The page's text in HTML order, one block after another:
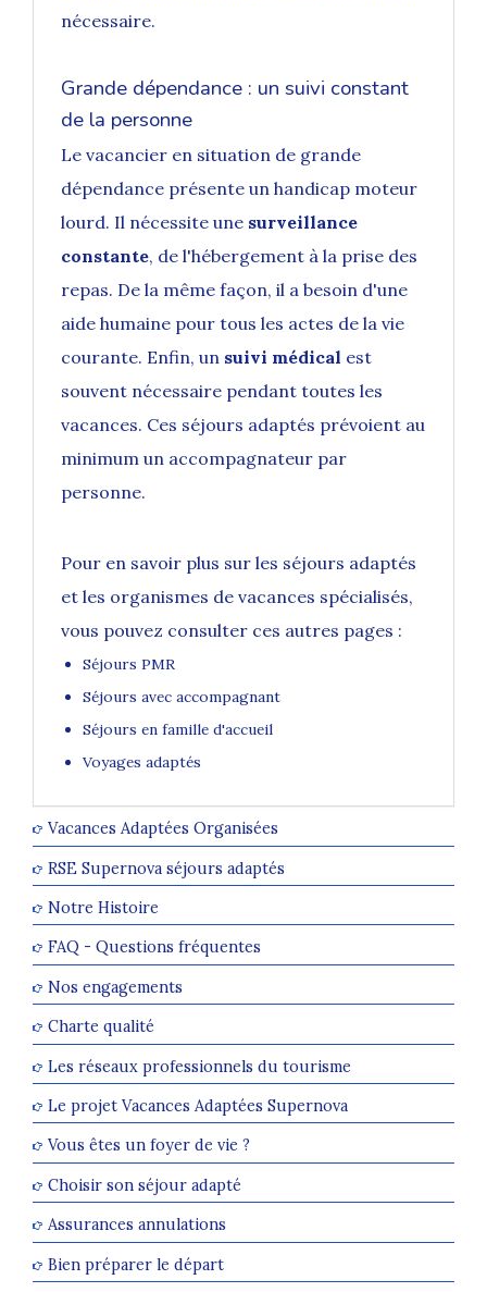
nécessaire.
Grande dépendance : un suivi constant
de la personne
Le vacancier en situation de grande
dépendance présente un handicap moteur
lourd. Il nécessite une surveillance
constante, de l'hébergement à la prise des
repas. De la même façon, il a besoin d'une
aide humaine pour tous les actes de la vie
courante. Enfin, un suivi médical est
souvent nécessaire pendant toutes les
vacances. Ces séjours adaptés prévoient au
minimum un accompagnateur par
personne.
Pour en savoir plus sur les séjours adaptés
et les organismes de vacances spécialisés,
vous pouvez consulter ces autres pages :
Séjours PMR
Séjours avec accompagnant
Séjours en famille d'accueil
Voyages adaptés
Vacances Adaptées Organisées
RSE Supernova séjours adaptés
Notre Histoire
FAQ - Questions fréquentes
Nos engagements
Charte qualité
Les réseaux professionnels du tourisme
Le projet Vacances Adaptées Supernova
Vous êtes un foyer de vie ?
Choisir son séjour adapté
Assurances annulations
Bien préparer le départ